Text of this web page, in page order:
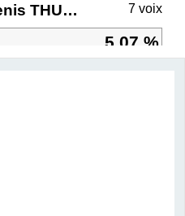
Liste conduite par Denis THURIOT 7 voix
5,07 %